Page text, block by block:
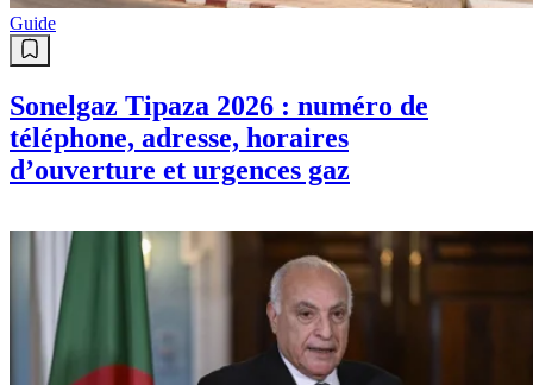
Guide
Sonelgaz Tipaza 2026 : numéro de
téléphone, adresse, horaires
d’ouverture et urgences gaz